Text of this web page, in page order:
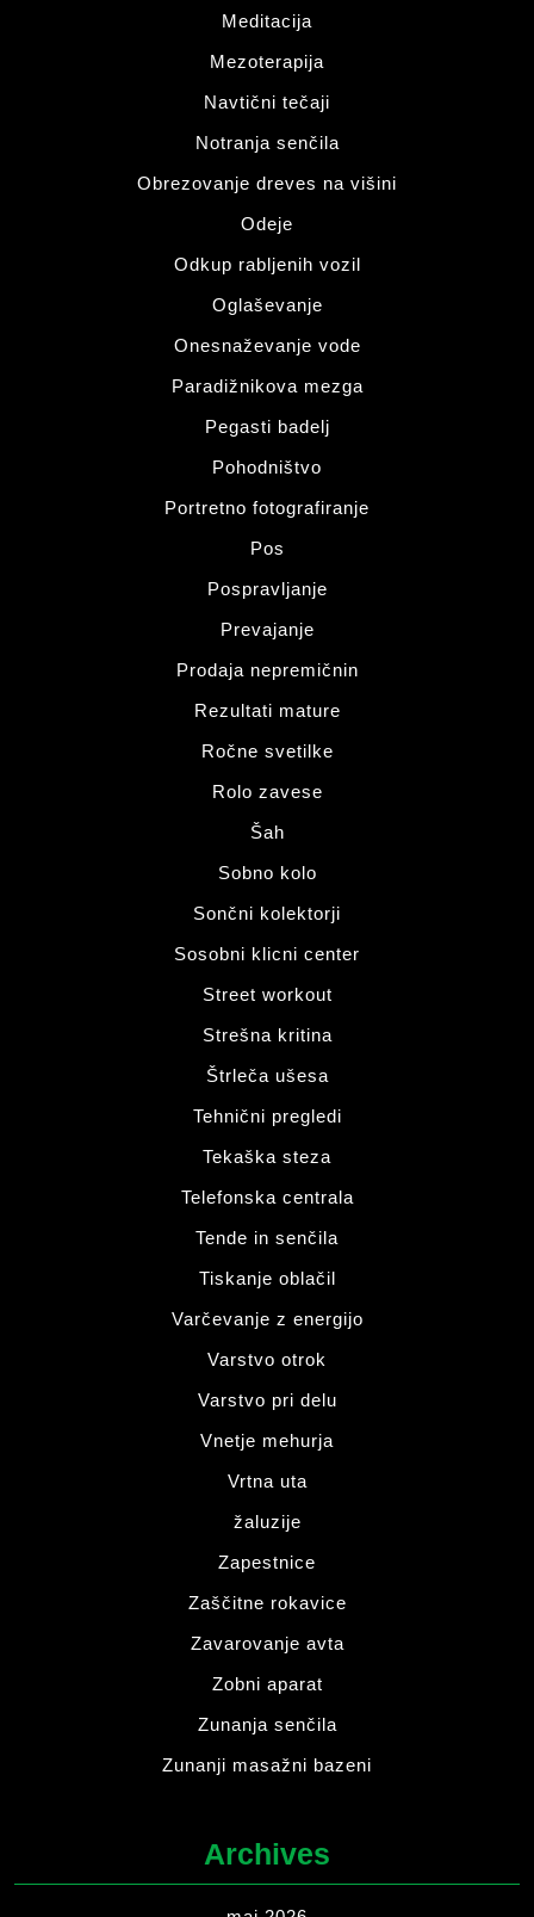
Meditacija
Mezoterapija
Navtični tečaji
Notranja senčila
Obrezovanje dreves na višini
Odeje
Odkup rabljenih vozil
Oglaševanje
Onesnaževanje vode
Paradižnikova mezga
Pegasti badelj
Pohodništvo
Portretno fotografiranje
Pos
Pospravljanje
Prevajanje
Prodaja nepremičnin
Rezultati mature
Ročne svetilke
Rolo zavese
Šah
Sobno kolo
Sončni kolektorji
Sosobni klicni center
Street workout
Strešna kritina
Štrleča ušesa
Tehnični pregledi
Tekaška steza
Telefonska centrala
Tende in senčila
Tiskanje oblačil
Varčevanje z energijo
Varstvo otrok
Varstvo pri delu
Vnetje mehurja
Vrtna uta
žaluzije
Zapestnice
Zaščitne rokavice
Zavarovanje avta
Zobni aparat
Zunanja senčila
Zunanji masažni bazeni
Archives